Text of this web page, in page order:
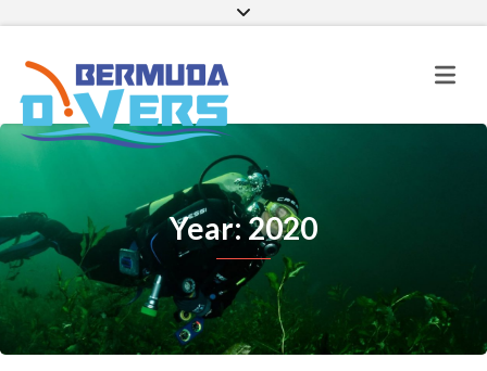
Facebook
Year: 2020